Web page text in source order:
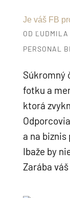
Je váš FB
OD ĽUDMILA
PERSONAL
Súkromný
fotku a
ktorá
a na biznis
Ibaže by
Zarába